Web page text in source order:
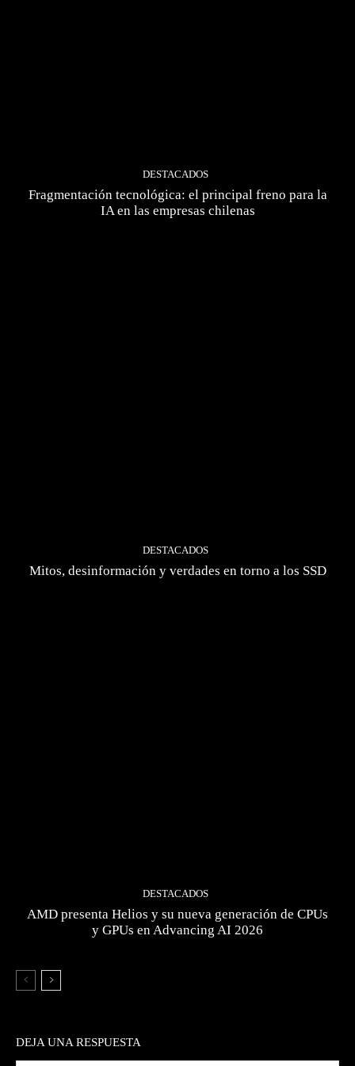
DESTACADOS
Fragmentación tecnológica: el principal freno para la
IA en las empresas chilenas
DESTACADOS
Mitos, desinformación y verdades en torno a los SSD
DESTACADOS
AMD presenta Helios y su nueva generación de CPUs
y GPUs en Advancing AI 2026
DEJA UNA RESPUESTA